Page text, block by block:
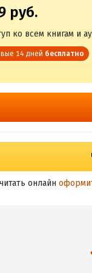
руб.
ко всем книгам и
14 дней бесплатно
онлайн